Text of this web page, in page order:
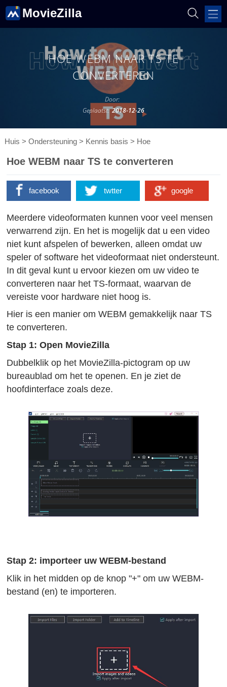
MovieZilla
HOE WEBM NAAR TS TE
CONVERTEREN
Door:
Geplaatst: 2018-12-26
Huis > Ondersteuning> Kennis basis > Hoe
Hoe WEBM naar TS te converteren
facebook twtter google
Meerdere videoformaten kunnen voor veel mensen
verwarrend zijn. En het is mogelijk dat u een video
niet kunt afspelen of bewerken, alleen omdat uw
speler of software het videoformaat niet ondersteunt.
In dit geval kunt u ervoor kiezen om uw video te
converteren naar het TS-formaat, waarvan de
vereiste voor hardware niet hoog is.
Hier is een manier om WEBM gemakkelijk naar TS
te converteren.
Stap 1: Open MovieZilla
Dubbelklik op het MovieZilla-pictogram op uw
bureaublad om het te openen. En je ziet de
hoofdinterface zoals deze.
Stap 2: importeer uw WEBM-bestand
Klik in het midden op de knop "+" om uw WEBM-
bestand (en) te importeren.